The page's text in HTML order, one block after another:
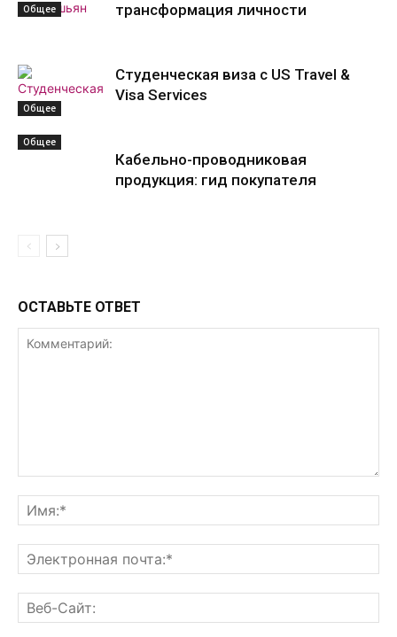
Общее
трансформация личности
Общее
Студенческая виза с US Travel &
Visa Services
Общее
Кабельно-проводниковая
продукция: гид покупателя
ОСТАВЬТЕ ОТВЕТ